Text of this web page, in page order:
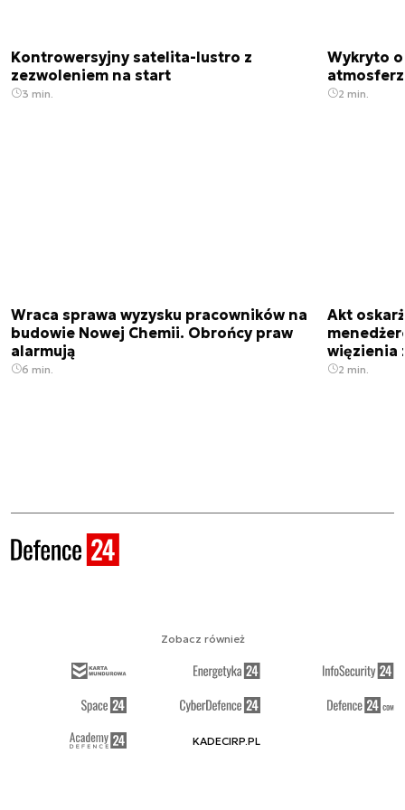
Kontrowersyjny satelita-lustro z
zezwoleniem na start
3 min.
Wykryto
2 min.
Wraca sprawa wyzysku pracowników na
budowie Nowej Chemii. Obrońcy praw
alarmują
6 min.
Akt
więzienia
2 min.
Zobacz również
KADECIRP.PL